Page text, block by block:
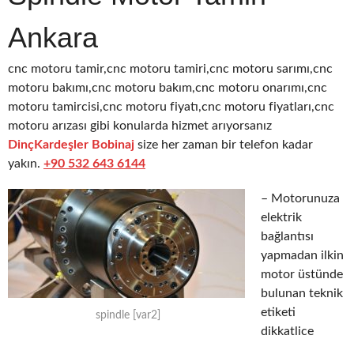
Ankara
cnc motoru tamir,cnc motoru tamiri,cnc motoru sarımı,cnc
motoru bakımı,cnc motoru bakım,cnc motoru onarımı,cnc
motoru tamircisi,cnc motoru fiyatı,cnc motoru fiyatları,cnc
motoru arızası gibi konularda hizmet arıyorsanız
DinçKardeşler Bobinaj size her zaman bir telefon kadar
yakın. +90 532 643 6144
spindle [var2]
– Motorunuza
elektrik
bağlantısı
yapmadan ilkin
motor üstünde
bulunan teknik
etiketi
dikkatlice